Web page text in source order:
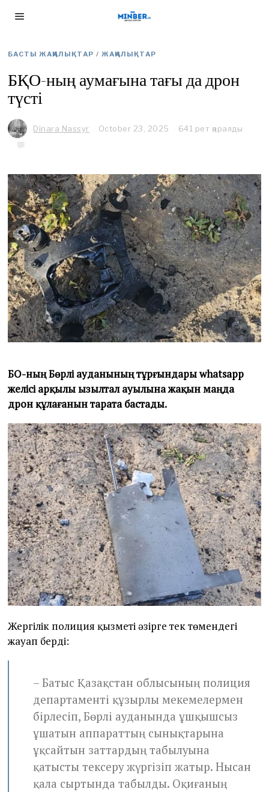
БАСТЫ ЖАҢАЛЫҚТАР / ЖАҢАЛЫҚТАР
БҚО-ның аумағына тағы да дрон
түсті
Dinara Nassyr October 23, 2025 641 рет қаралды
БҚО-ның Бөрлі ауданының тұрғындары whatsapp
желісі арқылы Қызылтал ауылына жақын маңда
дрон құлағанын тарата бастады.
Жергілік полиция қызметі әзірге тек төмендегі
жауап берді:
– Батыс Қазақстан облысының полиция
департаменті құзырлы мекемелермен
бірлесіп, Бөрлі ауданында ұшқышсыз
ұшатын аппараттың сынықтарына
ұқсайтын заттардың табылуына
қатысты тексеру жүргізіп жатыр. Нысан
қала сыртында табылды. Оқиғаның